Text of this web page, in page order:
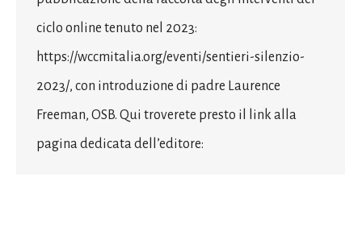
ciclo online tenuto nel 2023:
https://wccmitalia.org/eventi/sentieri-silenzio-
2023/, con introduzione di padre Laurence
Freeman, OSB. Qui troverete presto il link alla
pagina dedicata dell’editore: